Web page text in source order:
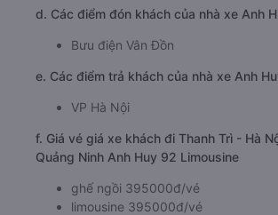
d. Các điểm đón khách của nhà xe Anh
Bưu điện Vân Đồn
e. Các điểm trả khách của nhà xe Anh
VP Hà Nội
f. Giá vé giá xe khách đi Thanh Trì - Hà
Quảng Ninh Anh Huy 92 Limousine
ghế ngồi 395000đ/vé
limousine 395000đ/vé